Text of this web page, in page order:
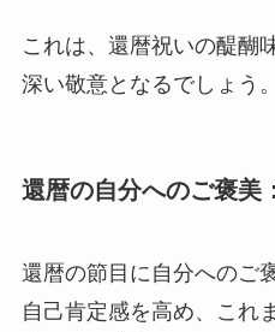
これは、還暦祝いの醍醐
深い敬意となるでしょう。
還暦の自分へのご褒美
還暦の節目に自分へのご
自己肯定感を高め、これ